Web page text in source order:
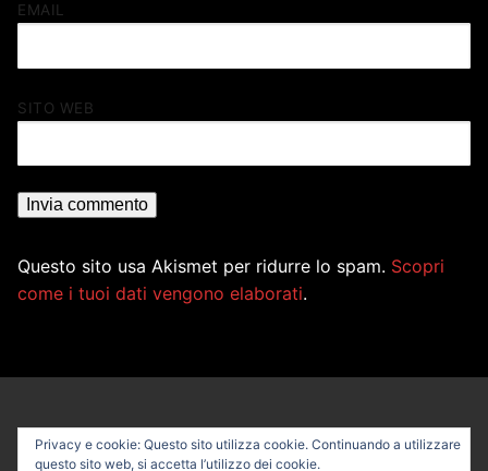
EMAIL
SITO WEB
Questo sito usa Akismet per ridurre lo spam. Scopri
come i tuoi dati vengono elaborati.
Privacy e cookie: Questo sito utilizza cookie. Continuando a utilizzare
questo sito web, si accetta l’utilizzo dei cookie.